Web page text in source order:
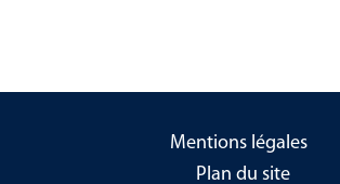
Mentions légales
Plan du site